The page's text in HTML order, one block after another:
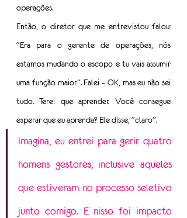
operações.
Então, o diretor que me entrevistou falou:
“Era para o gerente de operações, nós
estamos mudando o escopo e tu vais assumir
uma função maior”. Falei – OK, mas eu não sei
tudo. Terei que aprender. Você consegue
esperar que eu aprenda? Ele disse, “claro”.
Imagina, eu entrei para gerir quatro
homens gestores, inclusive aqueles
que estiveram no processo seletivo
junto comigo. E nisso foi impacto